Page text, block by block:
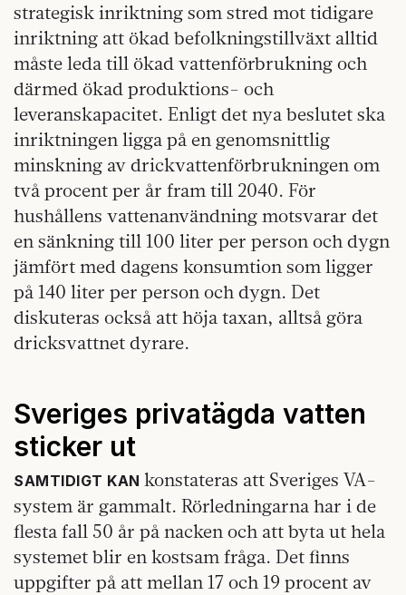
strategisk inriktning som stred mot tidigare
inriktning att ökad befolkningstillväxt alltid
måste leda till ökad vattenförbrukning och
därmed ökad produktions- och
leveranskapacitet. Enligt det nya beslutet ska
inriktningen ligga på en genomsnittlig
minskning av drickvattenförbrukningen om
två procent per år fram till 2040. För
hushållens vattenanvändning motsvarar det
en sänkning till 100 liter per person och dygn
jämfört med dagens konsumtion som ligger
på 140 liter per person och dygn. Det
diskuteras också att höja taxan, alltså göra
dricksvattnet dyrare.
Sveriges privatägda vatten
sticker ut
SAMTIDIGT KAN konstateras att Sveriges VA-
system är gammalt. Rörledningarna har i de
flesta fall 50 år på nacken och att byta ut hela
systemet blir en kostsam fråga. Det finns
uppgifter på att mellan 17 och 19 procent av